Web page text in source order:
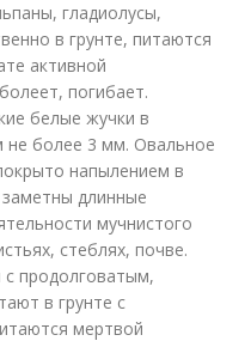
гладиолусы,
в грунте, питаются
активной
погибает.
белые жучки в
не более 3 мм. Овальное
напылением в
длинные
мучнистого
стеблях, почве.
продолговатым,
в грунте с
мертвой